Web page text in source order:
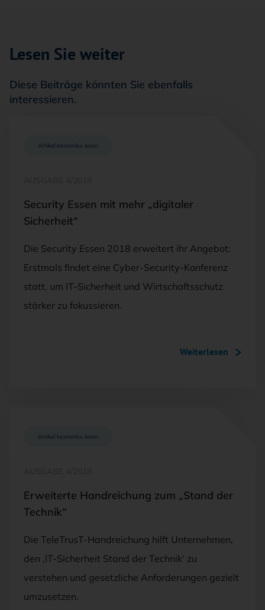
Lesen Sie weiter
Diese Beiträge könnten Sie ebenfalls
interessieren.
Artikel kostenlos lesen
Security Essen mit mehr „digitaler
Sicherheit“
Die Security Essen 2018 erweitert ihr Angebot:
Erstmals findet eine Cyber-Security-Konferenz
statt, um IT-Sicherheit und Wirtschaftsschutz
stärker zu fokussieren.
Weiterlesen
Artikel kostenlos lesen
Erweiterte Handreichung zum „Stand der
Technik“
Die TeleTrusT-Handreichung hilft Unternehmen,
den ‚IT-Sicherheit Stand der Technik‘ zu
verstehen und gesetzliche Anforderungen gezielt
umzusetzen.